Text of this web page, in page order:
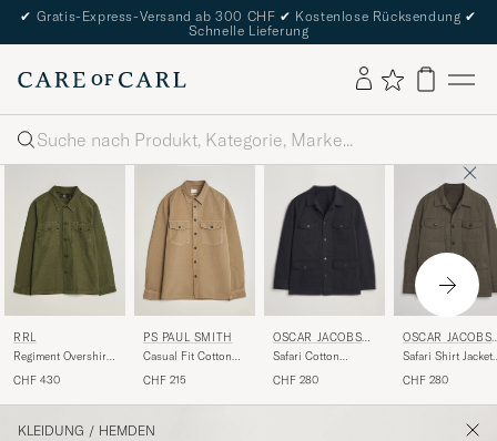
✔ Gratis-Express-Versand ab 300 CHF ✔ Kostenlose Rücksendung ✔
Schnelle Lieferung
Suche
RRL
Regiment Overshirt
CHF 430
PS PAUL SMITH
Casual Fit Cotton
CHF 215
OSCAR JACOBSO
N
Safari Cotton
CHF 280
OSCAR
N
Safari Shirt Jacket
CHF 280
KLEIDUNG / HEMDEN